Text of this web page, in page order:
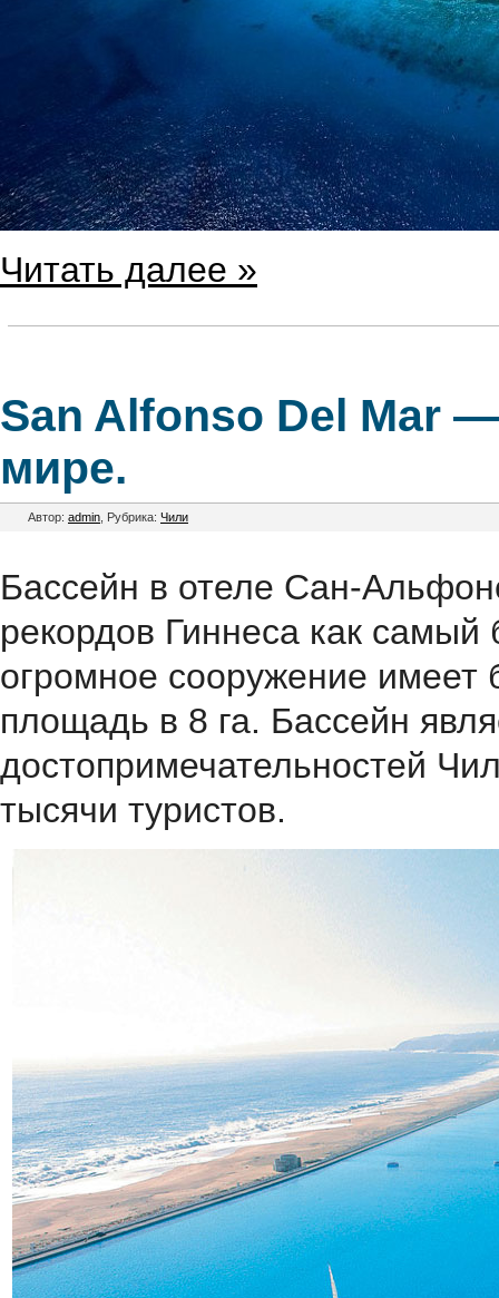
Читать далее »
San Alfonso Del Mar
мире.
Автор: admin , Рубрика: Чили
Бассейн в отеле Сан-
рекордов Гиннеса как
огромное сооружение имеет
площадь в 8 га. Бассейн
достопримечательностей
тысячи туристов.